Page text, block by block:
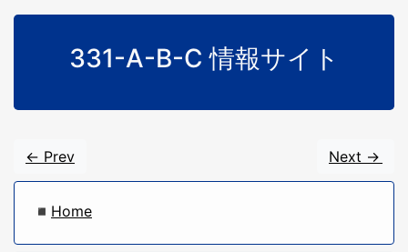
331-A-B-C 情報サイト
<- Prev Next ->
◾ Home